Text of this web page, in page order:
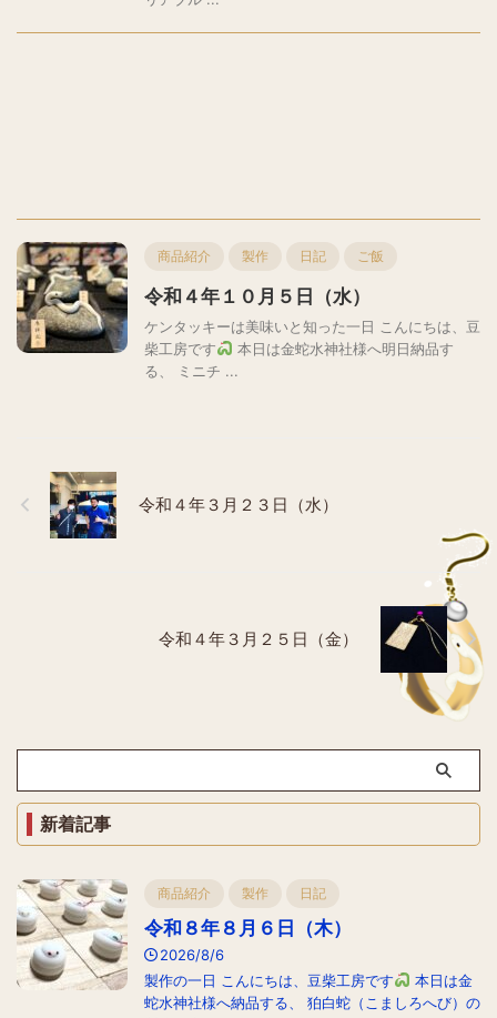
商品紹介 製作 日記 ご飯
令和４年１０月５日（水）
ケンタッキーは美味いと知った一日 こんにちは、豆
柴工房です
本日は金蛇水神社様へ明日納品す
る、 ミニチ ...
令和４年３月２３日（水）
令和４年３月２５日（金）
新着記事
商品紹介 製作 日記
令和８年８月６日（木）
2026/8/6
製作の一日 こんにちは、豆柴工房です
本日は金
蛇水神社様へ納品する、 狛白蛇（こましろへび）の